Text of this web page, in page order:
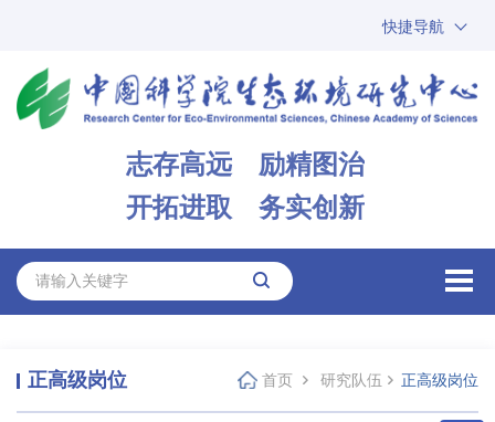
快捷导航
ARP
邮箱
志存高远 励精图治
开拓进取 务实创新
正高级岗位 首页 研究队伍 正高级岗位